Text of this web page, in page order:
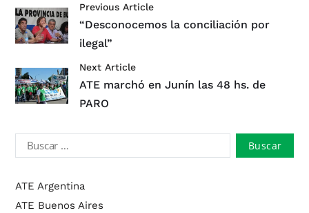
Previous Article
“Desconocemos la conciliación por
ilegal”
Next Article
ATE marchó en Junín las 48 hs. de
PARO
ATE Argentina
ATE Buenos Aires